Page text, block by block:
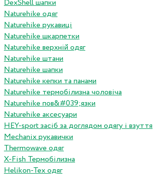
DexShell шапки
Naturehike одяг
Naturehike рукавиці
Naturehike шкарпетки
Naturehike верхній одяг
Naturehike штани
Naturehike шапки
Naturehike кепки та панами
Naturehike термобілизна чоловіча
Naturehike пов&#039;язки
Naturehike аксесуари
HEY-sport засіб за доглядом одягу і взуття
Mechanix рукавички
Thermowave одяг
X-Fish Термобілизна
Helikon-Tex одяг